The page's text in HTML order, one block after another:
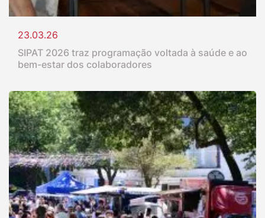
23.03.26
SIPAT 2026 traz programação voltada à saúde e ao
bem-estar dos colaboradores